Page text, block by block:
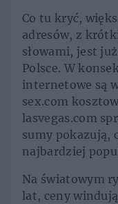
Co tu kryć,
adresów, z
słowami, jest
Polsce. W
internetowe są
sex.com
lasvegas.com
sumy pokazują,
najbardziej
Na światowym
lat, ceny